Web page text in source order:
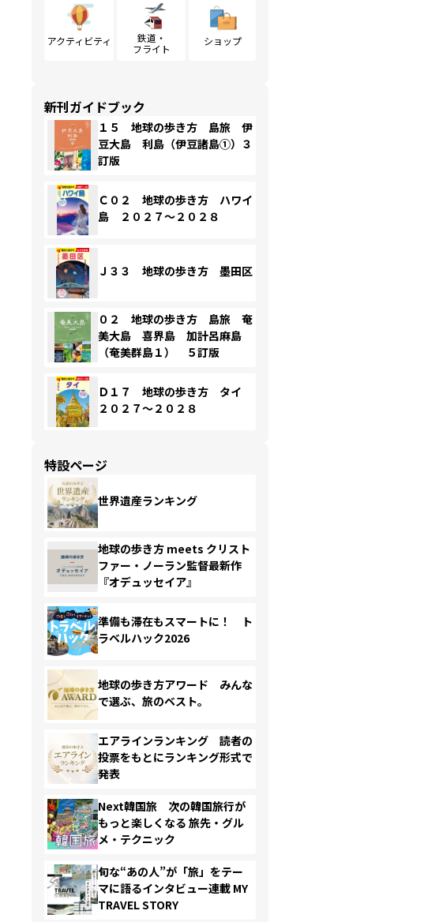
アクティビティ
鉄道・
フライト
ショップ
新刊ガイドブック
１５ 地球の歩き方 島旅 伊
豆大島 利島（伊豆諸島①）３
訂版
Ｃ０２ 地球の歩き方 ハワイ
島 ２０２７～２０２８
Ｊ３３ 地球の歩き方 墨田区
０２ 地球の歩き方 島旅 奄
美大島 喜界島 加計呂麻島
（奄美群島１） ５訂版
Ｄ１７ 地球の歩き方 タイ
２０２７～２０２８
特設ページ
世界遺産ランキング
地球の歩き方 meets クリスト
ファー・ノーラン監督最新作
『オデュッセイア』
準備も滞在もスマートに！ ト
ラベルハック2026
地球の歩き方アワード みんな
で選ぶ、旅のベスト。
エアラインランキング 読者の
投票をもとにランキング形式で
発表
Next韓国旅 次の韓国旅行が
もっと楽しくなる 旅先・グル
メ・テクニック
旬な“あの人”が「旅」をテー
マに語るインタビュー連載 MY
TRAVEL STORY